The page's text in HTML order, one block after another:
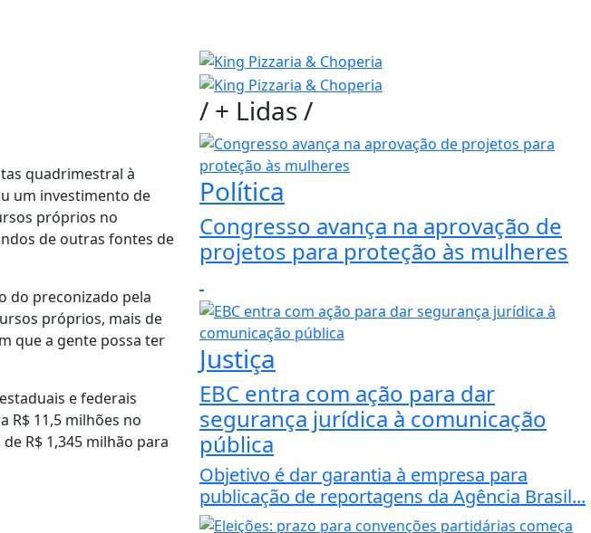
quadrimestral à
um investimento de
próprios no
de outras fontes de
do preconizado pela
próprios, mais de
que a gente possa ter
e federais
R$ 11,5 milhões no
R$ 1,345 milhão para
/ + Lidas/
Política
Congresso avança na aprovação de
projetos para proteção às mulheres
Justiça
EBC entra com ação para dar
segurança jurídica à comunicação
pública
Objetivo é dar garantia à empresa para
publicação de reportagens da Agência Brasil...